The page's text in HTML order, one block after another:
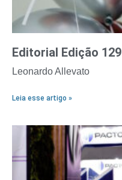
Editorial Edição 129
Leonardo Allevato
Leia esse artigo »